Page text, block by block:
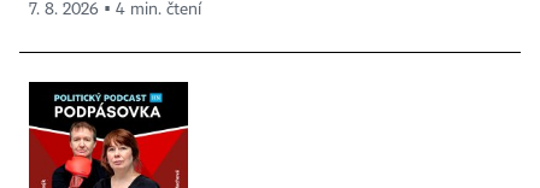
7. 8. 2026 ▪ 4 min. čtení